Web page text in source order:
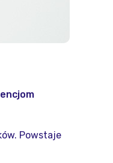
Powstaje